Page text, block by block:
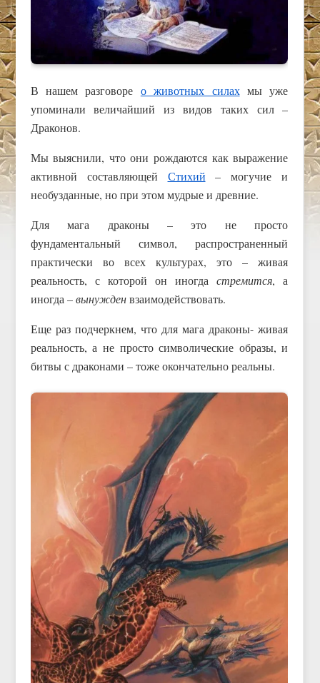
В нашем разговоре о животных силахмы уже
упоминали величайший из видов таких сил –
Драконов.
Мы выяснили, что они рождаются как выражение
активной составляющей Стихий – могучие и
необузданные, но при этом мудрые и древние.
Для мага драконы – это не просто
фундаментальный символ, распространенный
практически во всех культурах, это – живая
реальность, с которой он иногдастремится, а
иногда –вынужденвзаимодействовать.
Еще раз подчеркнем, что для мага драконы- живая
реальность, а не просто символические образы, и
битвы с драконами – тоже окончательно реальны.